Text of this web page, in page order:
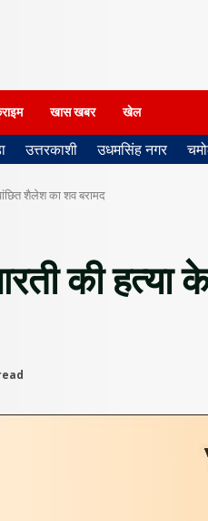
खास खबर खेल
उत्तरकाशी उधमसिंह नगर
शैलेश का शव बरामद
की